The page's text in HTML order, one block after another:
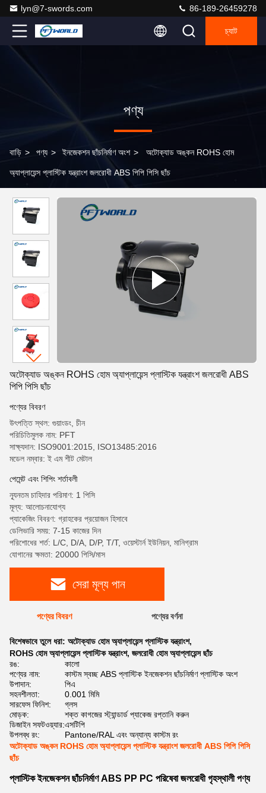
lyn@7-swords.com 86-189-26459278
চ্যাট
পণ্য
বাড়ি > পণ্য > ইনজেকশন ছাঁচনির্মাণ অংশ > অটোক্যাড অঙ্কন ROHS হোম
অ্যাপ্লায়েন্স প্লাস্টিক যন্ত্রাংশ জলরোধী ABS পিপি পিসি ছাঁচ
অটোক্যাড অঙ্কন ROHS হোম অ্যাপ্লায়েন্স প্লাস্টিক যন্ত্রাংশ জলরোধী ABS
পিপি পিসি ছাঁচ
পণ্যের বিবরণ
উৎপত্তি স্থল: গুয়াংডং, চীন
পরিচিতিমুলক নাম: PFT
সাক্ষ্যদান: ISO9001:2015, ISO13485:2016
মডেল নম্বার: ই এম শীট মেটাল
পেমেন্ট এবং শিপিং শর্তাবলী
ন্যূনতম চাহিদার পরিমাণ: 1 পিসি
মূল্য: আলোচনাযোগ্য
প্যাকেজিং বিবরণ: গ্রাহকের প্রয়োজন হিসাবে
ডেলিভারি সময়: 7-15 কাজের দিন
পরিশোধের শর্ত: L/C, D/A, D/P, T/T, ওয়েস্টার্ন ইউনিয়ন, মানিগ্রাম
যোগানের ক্ষমতা: 20000 পিসি/মাস
সেরা মূল্য পান
পণ্যের বিবরণ পণ্যের বর্ণনা
বিশেষভাবে তুলে ধরা: অটোক্যাড হোম অ্যাপ্লায়েন্স প্লাস্টিক যন্ত্রাংশ,
ROHS হোম অ্যাপ্লায়েন্স প্লাস্টিক যন্ত্রাংশ, জলরোধী হোম অ্যাপ্লায়েন্স ছাঁচ
রঙ:
কালো
পণ্যের নাম:
কাস্টম স্বচ্ছ ABS প্লাস্টিক ইনজেকশন ছাঁচনির্মাণ প্লাস্টিক অংশ
উপাদান:
পিএ
সহনশীলতা:
0.001 মিমি
সারফেস ফিনিশ:
গ্লস
মোড়ক:
শক্ত কাগজের স্ট্যান্ডার্ড প্যাকেজ রপ্তানি করুন
ডিজাইন সফটওয়্যার:এসটিপি
উপলব্ধ রং:
Pantone/RAL এবং অন্যান্য কাস্টম রং
অটোক্যাড অঙ্কন ROHS হোম অ্যাপ্লায়েন্স প্লাস্টিক যন্ত্রাংশ জলরোধী ABS পিপি পিসি
ছাঁচ
প্লাস্টিক ইনজেকশন ছাঁচনির্মাণ ABS PP PC পরিষেবা জলরোধী গৃহস্থালী পণ্য